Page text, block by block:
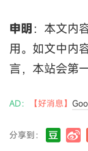
申明：本文内
用。如文中内
言，本站会第
AD： 【好消息】
分享到：